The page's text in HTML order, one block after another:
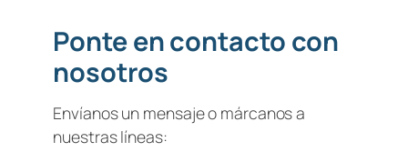
Ponte en contacto con
nosotros
Envíanos un mensaje o márcanos a
nuestras líneas: